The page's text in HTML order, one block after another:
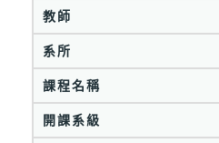
教師
系所
課程名稱
開課系級